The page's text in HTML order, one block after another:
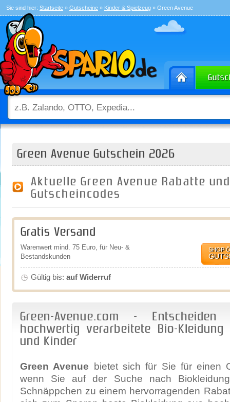
Sie sind hier: Startseite » Gutscheine » Kinder & Spielzeug » Green Avenue
Green Avenue Gutschein 2026
Aktuelle Green Avenue Rabatte und
Gutscheincodes
Gratis Versand
Warenwert mind. 75 Euro, für Neu- &
Bestandskunden
SHOP
Gültig bis: auf Widerruf
Green-Avenue.com -
hochwertig verarbeitete Bio-
und Kinder
Green Avenue bietet sich für Sie für einen
wenn Sie auf der Suche nach
Schnäppchen zu einem hervorragenden